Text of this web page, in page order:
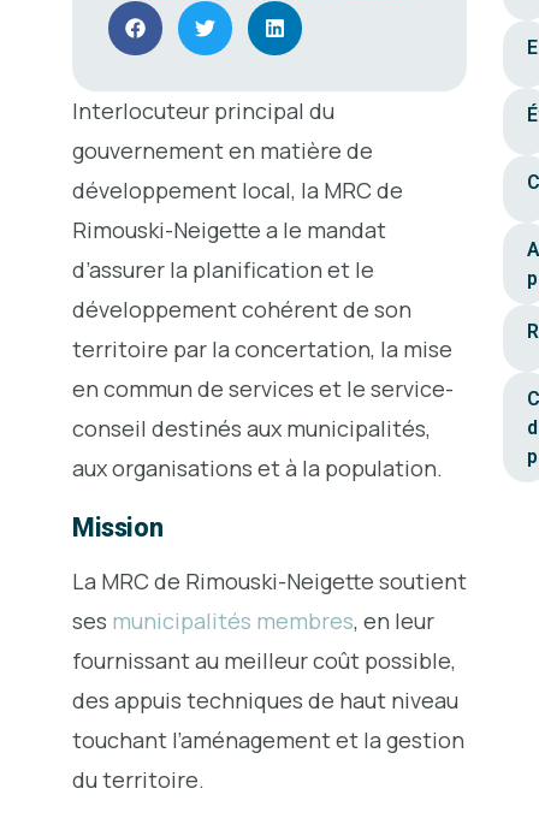
Interlocuteur principal du
gouvernement en matière de
développement local, la MRC de
Rimouski-Neigette a le mandat
d’assurer la planification et le
développement cohérent de son
territoire par la concertation, la mise
en commun de services et le service-
conseil destinés aux municipalités,
aux organisations et à la population.
Mission
La MRC de Rimouski-Neigette soutient
ses municipalités membres, en leur
fournissant au meilleur coût possible,
des appuis techniques de haut niveau
touchant l’aménagement et la gestion
du territoire.